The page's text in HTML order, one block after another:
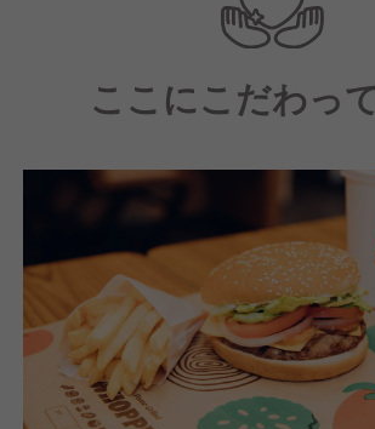
ここにこだわっ